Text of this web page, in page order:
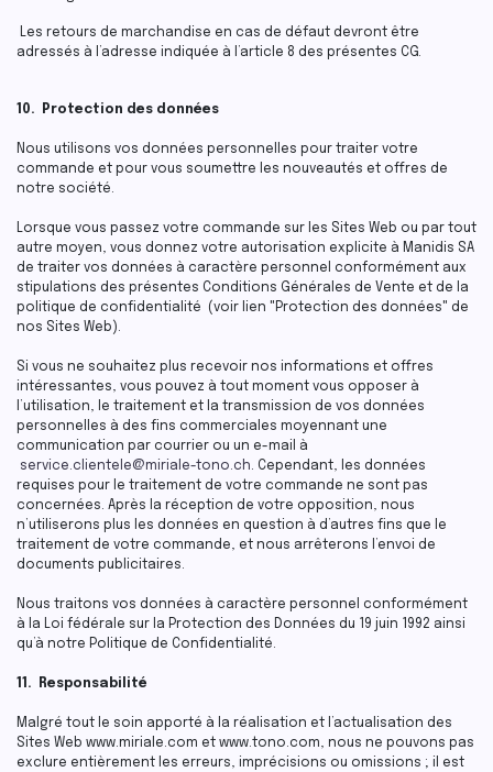
Les retours de marchandise en cas de défaut devront être
adressés à l’adresse indiquée à l’article 8 des présentes CG.
10. Protection des données
Nous utilisons vos données personnelles pour traiter votre
commande et pour vous soumettre les nouveautés et offres de
notre société.
Lorsque vous passez votre commande sur les Sites Web ou par tout
autre moyen, vous donnez votre autorisation explicite à Manidis SA
de traiter vos données à caractère personnel conformément aux
stipulations des présentes Conditions Générales de Vente et de la
politique de confidentialité (voir lien "Protection des données" de
nos Sites Web).
Si vous ne souhaitez plus recevoir nos informations et offres
intéressantes, vous pouvez à tout moment vous opposer à
l’utilisation, le traitement et la transmission de vos données
personnelles à des fins commerciales moyennant une
communication par courrier ou un e-mail à
service.clientele@miriale-tono.ch. Cependant, les données
requises pour le traitement de votre commande ne sont pas
concernées. Après la réception de votre opposition, nous
n’utiliserons plus les données en question à d’autres fins que le
traitement de votre commande, et nous arrêterons l’envoi de
documents publicitaires.
Nous traitons vos données à caractère personnel conformément
à la Loi fédérale sur la Protection des Données du 19 juin 1992 ainsi
qu’à notre Politique de Confidentialité.
11. Responsabilité
Malgré tout le soin apporté à la réalisation et l’actualisation des
Sites Web www.miriale.com et www.tono.com, nous ne pouvons pas
exclure entièrement les erreurs, imprécisions ou omissions ; il est